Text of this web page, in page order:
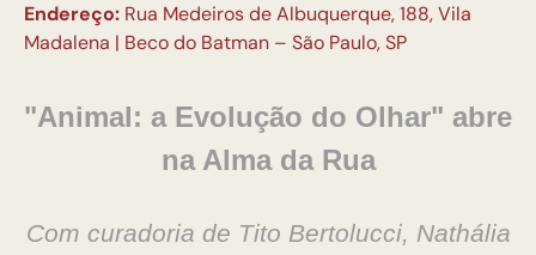
Endereço: Rua Medeiros de Albuquerque, 188, Vila
Madalena | Beco do Batman – São Paulo, SP
"Animal: a Evolução do Olhar" abre
na Alma da Rua
Com curadoria de Tito Bertolucci, Nathália